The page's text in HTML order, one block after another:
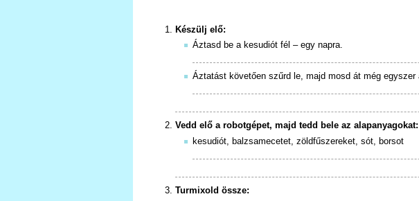
Készülj elő:
Áztasd be a kesudiót fél – egy napra.
Áztatást követően szűrd le, majd mosd át még egyszer
Vedd elő a robotgépet, majd tedd bele az alapanyagokat:
kesudiót, balzsamecetet, zöldfűszereket, sót, borsot
Turmixold össze: